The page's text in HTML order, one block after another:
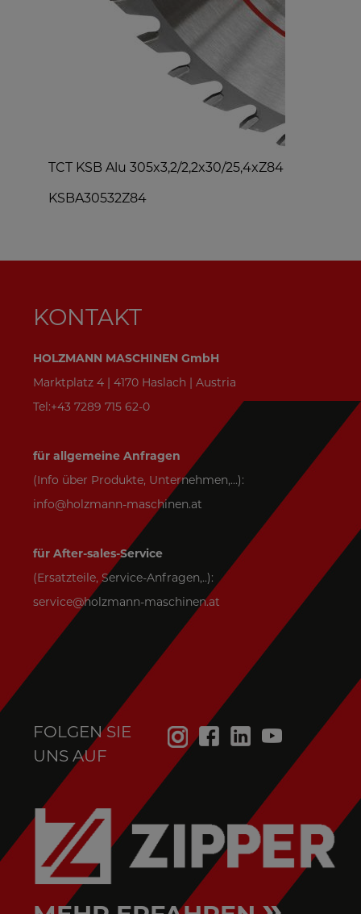
TCT KSB Alu 305x3,2/2,2x30/25,4xZ84
KSBA30532Z84
KONTAKT
HOLZMANN MASCHINEN GmbH
Marktplatz 4 | 4170 Haslach | Austria
Tel:+43 7289 715 62-0
für allgemeine Anfragen
(Info über Produkte, Unternehmen,...):
info@holzmann-maschinen.at
für After-sales-Service
(Ersatzteile, Service-Anfragen,..):
service@holzmann-maschinen.at
FOLGEN SIE
UNS AUF